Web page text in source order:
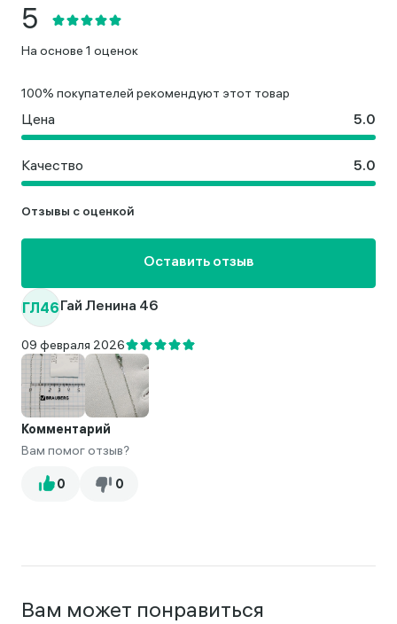
ГЛ46Гай Ленина 46
09 февраля 2026
Комментарий
Вам помог отзыв?
На основе 1 оценок
100% покупателей рекомендуют этот товар
Цена
Качество
Отзывы с оценкой
Оставить отзыв
Вам может понравиться